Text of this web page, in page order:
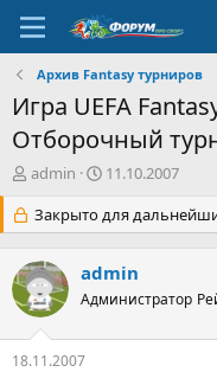
Архив Fantasy турниров
Игра UEFA
Отборочный
А
т
о
р
т
е
м
ы
admin
Д
т
а
а
ч
л
11.10.2007
Закрыто для
admin
Администратор
18.11.2007